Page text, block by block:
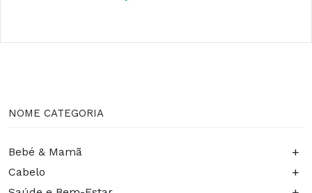
NOME CATEGORIA
Bebé & Mamã +
Cabelo +